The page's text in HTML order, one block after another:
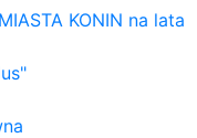
KONIN na lata